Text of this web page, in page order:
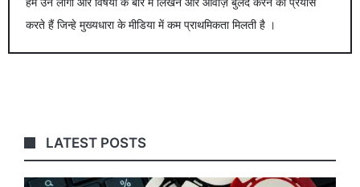
करते हैं जिन्हे मुख्यधारा के मीडिया में कम प्राथमिकता मिलती है ।
LATEST POSTS